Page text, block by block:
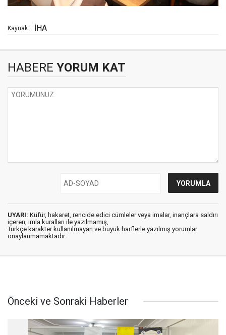
Kaynak: İHA
HABERE YORUM KAT
UYARI: Küfür, hakaret, rencide edici cümleler veya imalar, inançlara saldırı
içeren, imla kuralları ile yazılmamış,
Türkçe karakter kullanılmayan ve büyük harflerle yazılmış yorumlar
onaylanmamaktadır.
Önceki ve Sonraki Haberler